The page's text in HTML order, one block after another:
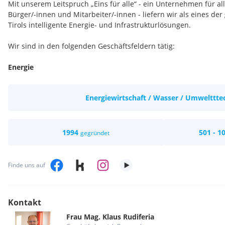
Mit unserem Leitspruch „Eins für alle“ - ein Unternehmen für
Bürger/-innen und Mitarbeiter/-innen - liefern wir als eines der
Tirols intelligente Energie- und Infrastrukturlösungen.
Wir sind in den folgenden Geschäftsfeldern tätig:
Energie
Wir sorgen mit unseren Leistungen für eine hohe
Wir sind eng mit der Region verbunden und übernehmen
Ressourcen nachhaltig nutzen und den Menschen und die
So vielfältig das Angebot an Produkten und Dienstleistungen
Energiewirtschaft / Wasser /
1994 gegründet 501 -
Finde uns auf
Kontakt
Frau Mag. Klaus Rudiferia